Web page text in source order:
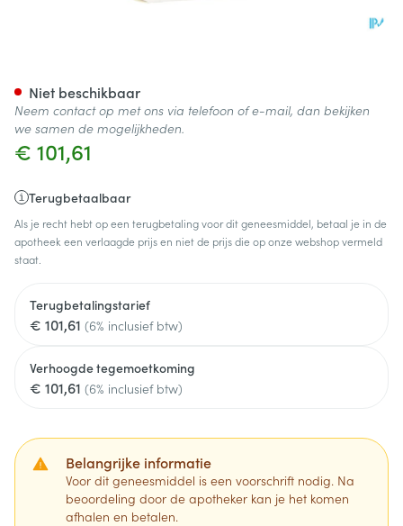
€ 101,61
Terugbetaalbaar
Als je recht hebt op een terugbetaling voor dit geneesmiddel, betaal je in de
apotheek een verlaagde prijs en niet de prijs die op onze webshop vermeld
staat.
Terugbetalingstarief
€ 101,61 (6% inclusief btw)
Verhoogde tegemoetkoming
€ 101,61 (6% inclusief btw)
Belangrijke informatie
Voor dit geneesmiddel is een voorschrift nodig. Na
beoordeling door de apotheker kan je het komen
afhalen en betalen.
Niet beschikbaar
Neem contact op met ons via telefoon of e-mail, dan bekijken
we samen de mogelijkheden.